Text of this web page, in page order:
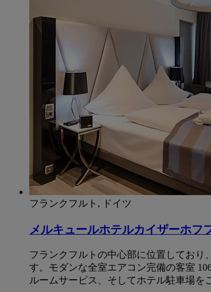
フランクフルト, ドイツ
メルキュールホテルカイザーホフ
フランクフルトの中心部に位置しており
す。モダンな全室エアコン完備の客室
ルームサービス、そしてホテル駐車場を